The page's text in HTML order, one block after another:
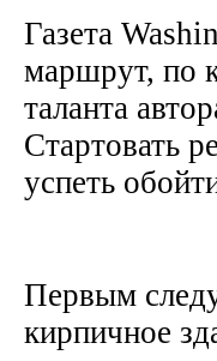
Газета
маршрут, по
таланта
Стартовать
успеть
Первым
кирпичное